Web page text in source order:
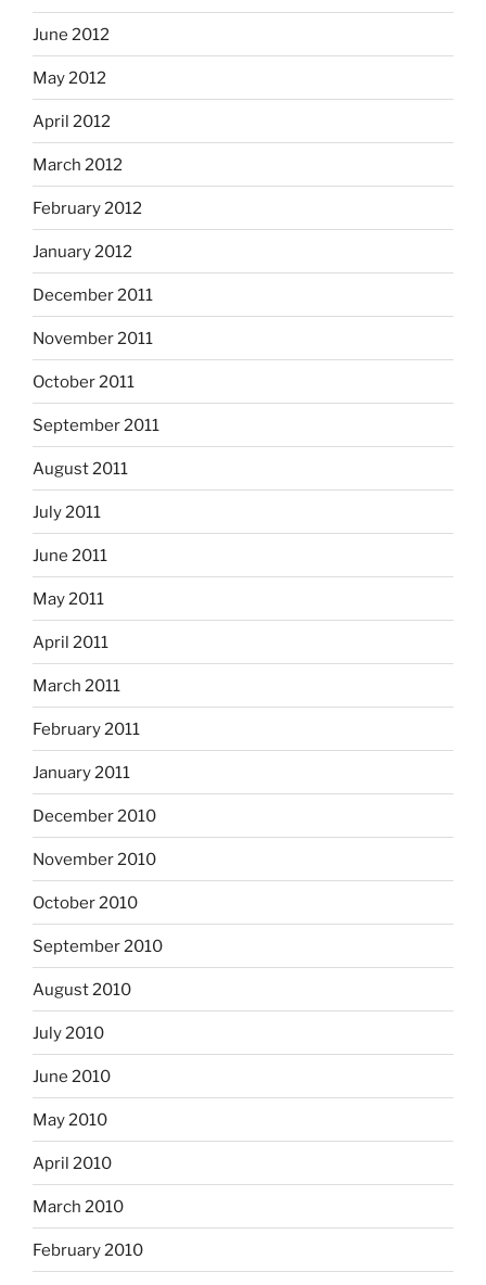
June 2012
May 2012
April 2012
March 2012
February 2012
January 2012
December 2011
November 2011
October 2011
September 2011
August 2011
July 2011
June 2011
May 2011
April 2011
March 2011
February 2011
January 2011
December 2010
November 2010
October 2010
September 2010
August 2010
July 2010
June 2010
May 2010
April 2010
March 2010
February 2010